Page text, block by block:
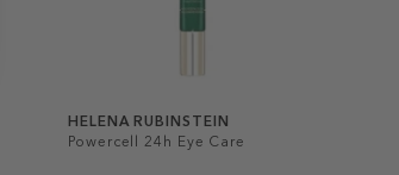
HELENA RUBINSTEIN
Powercell 24h Eye Care